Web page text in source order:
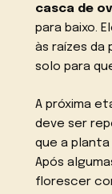
casca de
para baixo.
às raízes da
solo para
A próxima
deve ser
que a
Após
florescer